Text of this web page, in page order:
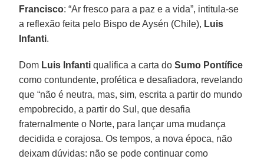
Francisco: “Ar fresco para a paz e a vida”, intitula-se
a reflexão feita pelo Bispo de Aysén (Chile), Luis
Infanti.
Dom Luis Infanti qualifica a carta doSumo Pontífice
como contundente, profética e desafiadora, revelando
que “não é neutra, mas, sim, escrita a partir do mundo
empobrecido, a partir do Sul, que desafia
fraternalmente o Norte, para lançar uma mudança
decidida e corajosa. Os tempos, a nova época, não
deixam dúvidas: não se pode continuar como